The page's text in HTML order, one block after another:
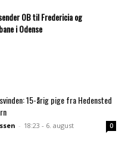
OB til Fredericia og
i Odense
15-årig pige fra Hedensted
- 18:23 - 6. august 0